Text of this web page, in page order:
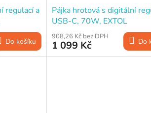
regulací a
Do košíku
Pájka hrotová s digitální
USB-C, 70W, EXTOL
INDUSTRIAL
908,26 Kč bez DPH
1 099 Kč Do